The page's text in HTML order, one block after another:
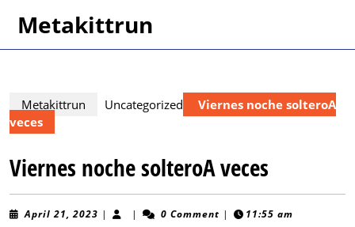
Metakittrun
Metakittrun Uncategorized
Viernes noche solteroA
veces
Viernes noche solteroA veces
April 21, 2023 April
| | 0 Comment | 11:55 am